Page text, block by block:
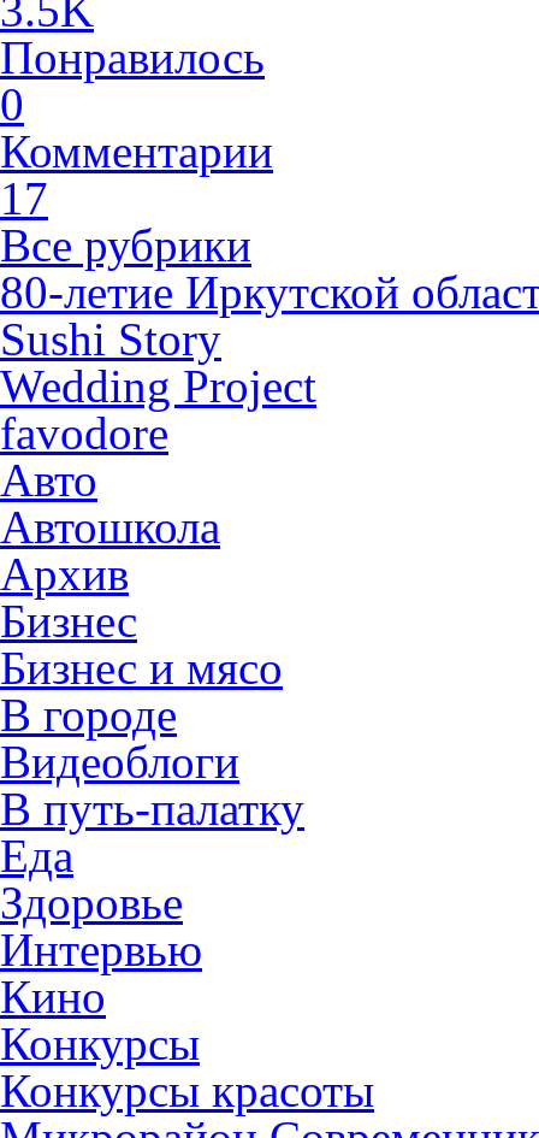
Понравилось
0
Комментарии
17
Все рубрики
80-летие Иркутской
Sushi Story
Wedding Project
favodore
Авто
Автошкола
Архив
Бизнес
Бизнес и мясо
В городе
Видеоблоги
В путь-палатку
Еда
Здоровье
Интервью
Кино
Конкурсы
Конкурсы красоты